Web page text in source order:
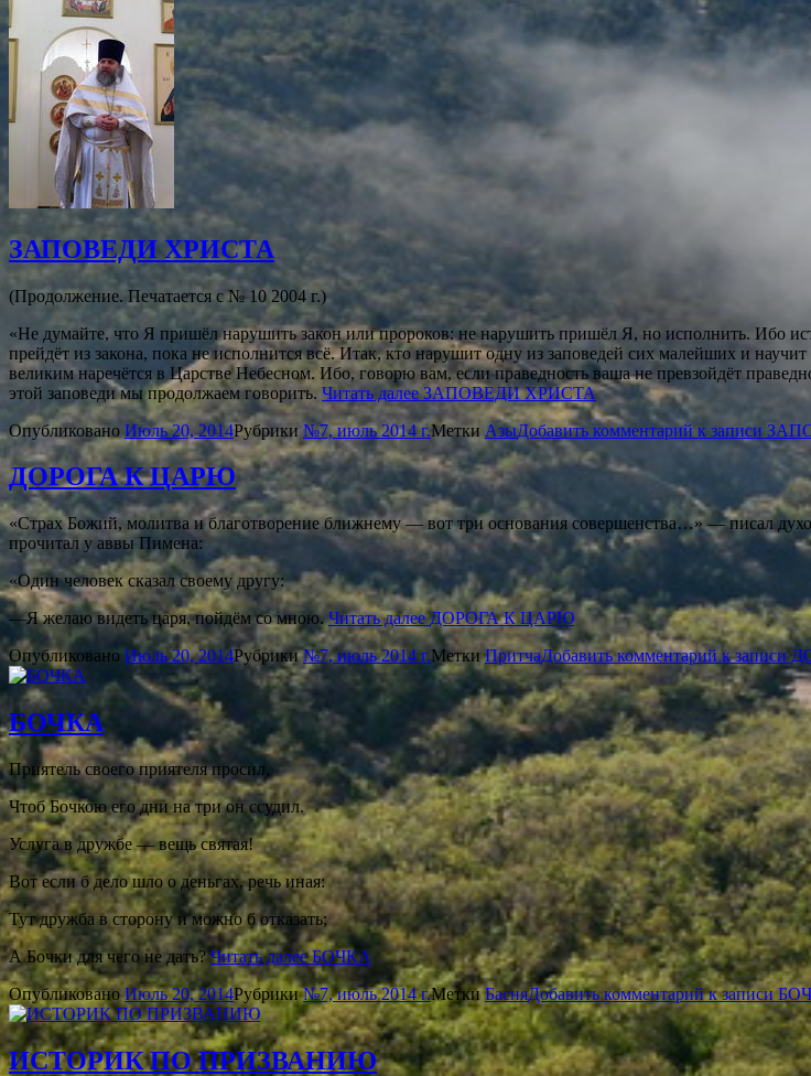
ЗАПОВЕДИ ХРИСТА
(Продолжение. Печатается с № 10 2004 г.)
«Не думайте, что Я пришёл нарушить закон или пророков: не нарушить пришёл Я, но исполнить. Ибо
прейдёт из закона, пока не исполнится всё. Итак, кто нарушит одну из заповедей сих малейших и
великим наречётся в Царстве Небесном. Ибо, говорю вам, если праведность ваша не превзойдёт
этой заповеди мы продолжаем говорить. Читать далееЗАПОВЕДИ ХРИСТА
Опубликовано Июль 20, 2014Рубрики №7, июль 2014 г.Метки АзыДобавить комментарий к записи
ДОРОГА К ЦАРЮ
«Страх Божий, молитва и благотворение ближнему — вот три основания совершенства…» — писал
прочитал у аввы Пимена:
«Один человек сказал своему другу:
—Я желаю видеть царя, пойдём со мною.Читать далееДОРОГА К ЦАРЮ
Опубликовано Июль 20, 2014Рубрики№7, июль 2014 г.МеткиПритчаДобавить комментарийк записи
БОЧКА
Приятель своего приятеля просил,
Чтоб Бочкою его дни на три он ссудил.
Услуга в дружбе — вещь святая!
Вот если б дело шло о деньгах, речь иная:
Тут дружба в сторону и можно б отказать;
А Бочки для чего не дать?Читать далееБОЧКА
ОпубликованоИюль 20, 2014Рубрики№7, июль 2014 г.МеткиБасняДобавить комментарийк записи
ИСТОРИК ПО ПРИЗВАНИЮ